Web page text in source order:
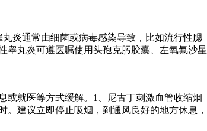
炎通常由细菌或病毒感染导致，比如流行性腮
睾丸炎可遵医嘱使用头孢克肟胶囊、左氧氟沙星
或就医等方式缓解。1、尼古丁刺激血管收缩烟
建议立即停止吸烟，到通风良好的地方休息，